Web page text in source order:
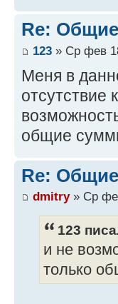
Re:
123 » Ср фев
Меня в
отсутствие
общие
Re:
dmitry» Ср
123
и не
только